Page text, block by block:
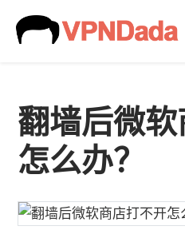
翻墙后微
怎么办？